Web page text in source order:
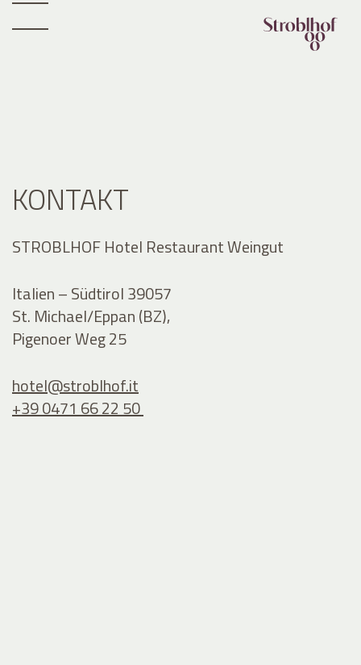
KONTAKT
STROBLHOF Hotel Restaurant Weingut
Italien – Südtirol 39057
St. Michael/Eppan (BZ),
Pigenoer Weg 25
hotel@stroblhof.it
+39 0471 66 22 50